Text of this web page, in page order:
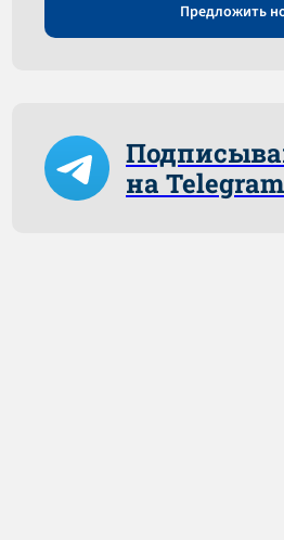
Предложить
на Telegram